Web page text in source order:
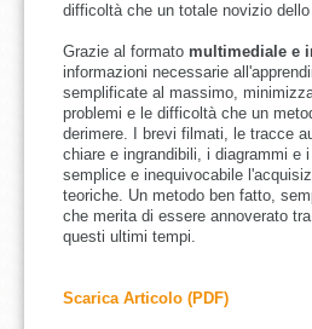
difficoltà che un totale novizio
Grazie al formato multimediale e
informazioni necessarie
semplificate al massimo,
problemi e le difficoltà che un
derimere. I brevi filmati, le tracce
chiare e ingrandibili, i diagrammi e
semplice e inequivocabile
teoriche. Un metodo ben fatto,
che merita di essere annoverato
questi ultimi tempi.
Scarica Articolo (PDF)